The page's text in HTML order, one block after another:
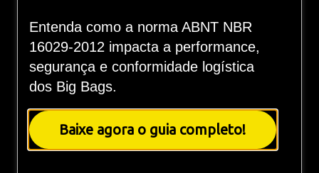
Entenda como a norma ABNT NBR
16029-2012 impacta a performance,
segurança e conformidade logística
dos Big Bags.
Baixe agora o guia completo!
O liner é um revestimento para o contentor flexível,
indicado para impermeabilizar, proporcionar um
melhor escoamento do produto e proteger o conteúdo
de agentes externos. É amplamente utilizado no
química, além de produtos com destinação
alimentícia.